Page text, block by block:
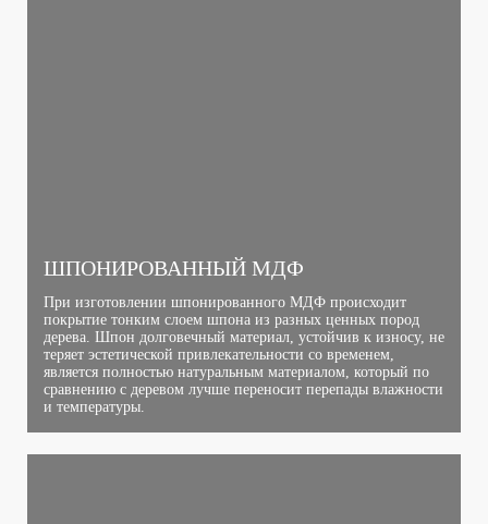
ШПОНИРОВАННЫЙ МДФ
При изготовлении шпонированного МДФ происходит
покрытие тонким слоем шпона из разных ценных пород
дерева. Шпон долговечный материал, устойчив к износу, не
теряет эстетической привлекательности со временем,
является полностью натуральным материалом, который по
сравнению с деревом лучше переносит перепады влажности
и температуры.